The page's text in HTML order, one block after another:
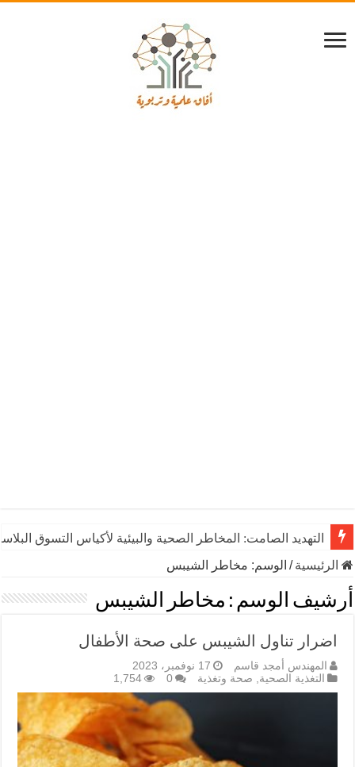
التهديد الصامت: المخاطر الصحية والبيئية لأكياس التسوق
الرئيسية/ الوسم: مخاطر الشيبس
أرشيف الوسم : مخاطر الشيبس
اضرار تناول الشيبس على صحة الأطفال
المهندس أمجد قاسم
17 نوفمبر، 2023
التغذية الصحية, صحة وتغذية 0
1,754